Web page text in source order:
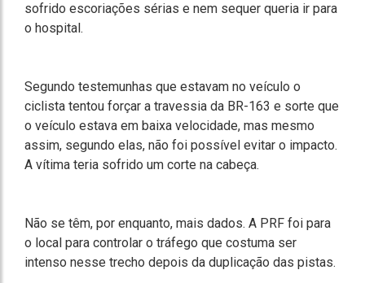
sofrido escoriações sérias e nem sequer queria ir para
o hospital.
Segundo testemunhas que estavam no veículo o
ciclista tentou forçar a travessia da BR-163 e sorte que
o veículo estava em baixa velocidade, mas mesmo
assim, segundo elas, não foi possível evitar o impacto.
A vítima teria sofrido um corte na cabeça.
Não se têm, por enquanto, mais dados. A PRF foi para
o local para controlar o tráfego que costuma ser
intenso nesse trecho depois da duplicação das pistas.